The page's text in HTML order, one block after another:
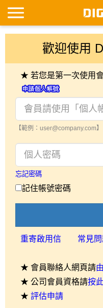
歡迎使用
★ 若您是第一次使用
【範例：user@company.com】
忘記密碼
記住帳號密碼
重寄啟用信 常見
★ 會員聯絡人網頁請
★ 公司會員資格請按
★ 評估申請